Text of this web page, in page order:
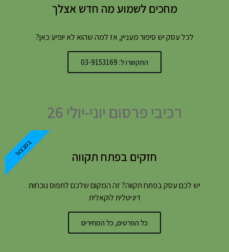
מחכים לשמוע מה חדש אצלך
לכל עסק יש סיפור מעניין, אז למה שהוא לא יופיע כאן?
התקשרו ל: 03-9153169
רכיבי פרסום יוני-יולי 26
חזקים בפתח תקווה
יש לכם עסק בפתח תקווה? זה המקום שלכם לתפוס נוכחות
דיגיטלית לוקאלית
כל הפרטים, כל המחירים
במבצע!